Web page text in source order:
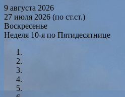
9 августа 2026
27 июля 2026 (по ст.ст.)
Воскресенье
Неделя 10-я по Пятидесятнице